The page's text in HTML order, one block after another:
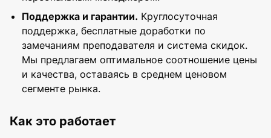
Поддержка и гарантии. Круглосуточная
поддержка, бесплатные доработки по
замечаниям преподавателя и система скидок.
Мы предлагаем оптимальное соотношение цены
и качества, оставаясь в среднем ценовом
сегменте рынка.
Как это работает